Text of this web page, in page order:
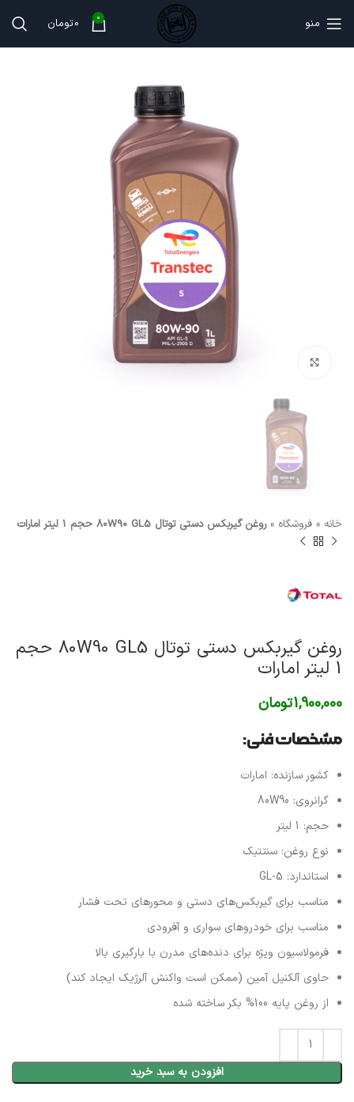
منو 0
0تومان
برای بزرگنمایی کلیک کنید
خانه » فروشگاه »روغن گیربکس دستی توتال 80W90 GL5 حجم 1 لیتر امارات
روغن گیربکس دستی توتال 80W90 GL5 حجم
1 لیتر امارات
1,900,000تومان
مشخصات فنی:
کشور سازنده: امارات
گرانروی: 80W90
حجم: 1 لیتر
نوع روغن: سنتتیک
استاندارد: GL-5
مناسب برای گیربکس‌های دستی و محورهای تحت فشار
مناسب برای خودروهای سواری و آفرودی
فرمولاسیون ویژه برای دنده‌های مدرن با بارگیری بالا
حاوی آلکنیل آمین (ممکن است واکنش آلرژیک ایجاد کند)
از روغن پایه 100% بکر ساخته شده
افزودن به سبد خرید